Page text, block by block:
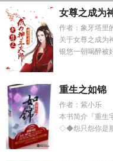
女尊之成为
作者：象牙塔里
关于女尊之成为
银悠一朝喝醉被
重生之如锦
作者：紫小乐
本书简介『重生
◇◆怨只怨你是